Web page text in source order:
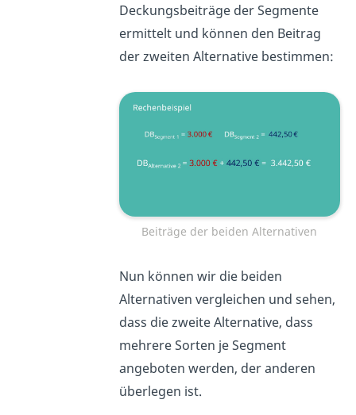
Deckungsbeiträge der Segmente
ermittelt und können den Beitrag
der zweiten Alternative bestimmen:
Beiträge der beiden Alternativen
Nun können wir die beiden
Alternativen vergleichen und sehen,
dass die zweite Alternative, dass
mehrere Sorten je Segment
angeboten werden, der anderen
überlegen ist.